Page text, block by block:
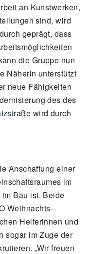
an Kunstwerken,
sind, wird
geprägt, dass
die Gruppe nun
Näherin unterstützt
neue Fähigkeiten
des des
wird durch
Anschaffung einer
im
Bau ist. Beide
Weihnachts-
Helferinnen und
sogar im Zuge der
„Wir freuen